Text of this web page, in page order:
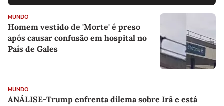
MUNDO
Homem vestido de 'Morte' é preso
após causar confusão em hospital no
País de Gales
MUNDO
ANÁLISE-Trump enfrenta dilema sobre Irã e está